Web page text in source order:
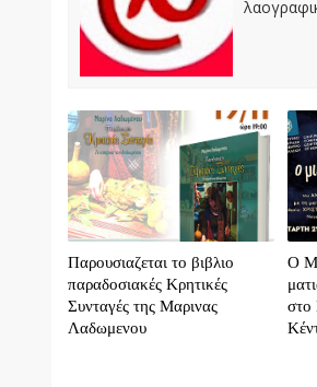
Παρουσιαζεται το βιβλιο
παραδοσιακές Κρητικές
Συνταγές της Μαρινας
Λαδωμενου
Ο
στο